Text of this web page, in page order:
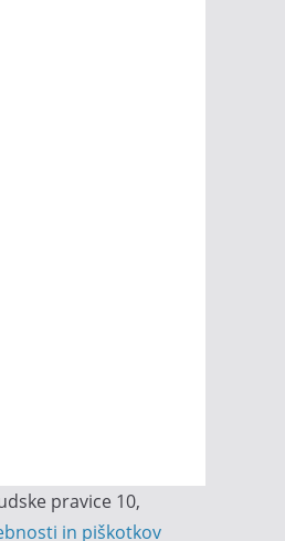
pravice 10,
in piškotkov